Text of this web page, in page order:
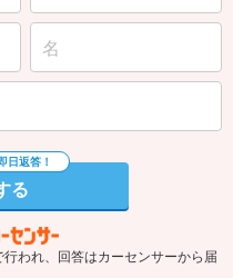
る
われ、回答はカーセンサーから届